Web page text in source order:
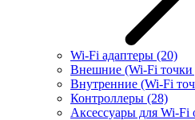
Wi-Fi адаптеры (20)
Внешние (Wi-Fi точки
Внутренние (Wi-Fi
Контроллеры (28)
Аксессуары для Wi-Fi